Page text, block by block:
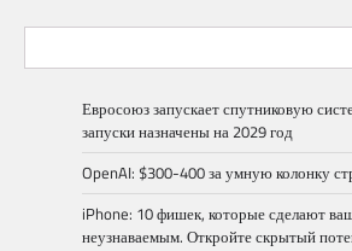
Евросоюз запускает спутниковую
запуски назначены на 2029 год
OpenAI: $300-400 за умную колонку
iPhone: 10 фишек, которые сделают
неузнаваемым. Откройте скрытый